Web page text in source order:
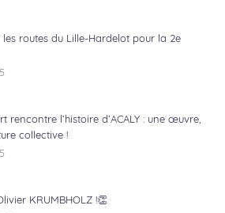
les routes du Lille-Hardelot pour la 2e
rencontre l’histoire d’ACALY : une œuvre,
collective !
KRUMBHOLZ !👏